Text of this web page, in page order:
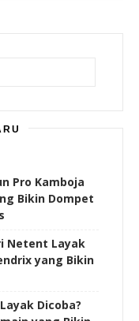
Pro Kamboja
Bikin Dompet
Netent Layak
yang Bikin
Dicoba?